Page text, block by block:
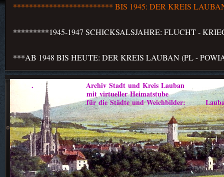
************************* BIS 1945: DER KREIS
*********1945-1947 SCHICKSALSJAHRE: FLUCHT -
***AB 1948 BIS HEUTE: DER KREIS LAUBAN (PL -
. Archiv Stadt und Kreis Lauban
mit virtueller Heimatstube
für die Städte und Weichbilder: Lauban -